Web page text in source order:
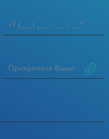
Прикрепите Ваше